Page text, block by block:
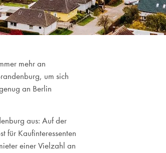
mehr an
um sich
an Berlin
aus: Auf der
für Kaufinteressenten
einer Vielzahl an